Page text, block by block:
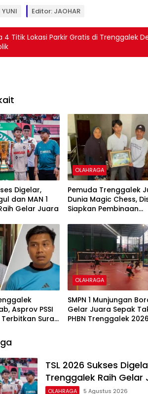
Editor: JAOHAR
4 Titik Lokasi Parkir Gratis di Trenggalek
Digelar,
dan MAN 1
Gelar Juara
OLAHRAGA
Pemuda Trenggalek
Dunia Magic Chess,
Siapkan Pembinaan
Asprov PSSI
Surat
OLAHRAGA
SMPN 1 Munjungan
Gelar Juara Sepak
PHBN Trenggalek
TSL 2026 Sukses
Trenggalek Raih Gelar
OLAHRAGA 5 Agustus 2026